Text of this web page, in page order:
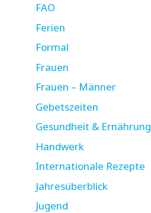
FAO
Ferien
Formal
Frauen
Frauen – Männer
Gebetszeiten
Gesundheit & Ernährung
Handwerk
Internationale Rezepte
Jahresüberblick
Jugend